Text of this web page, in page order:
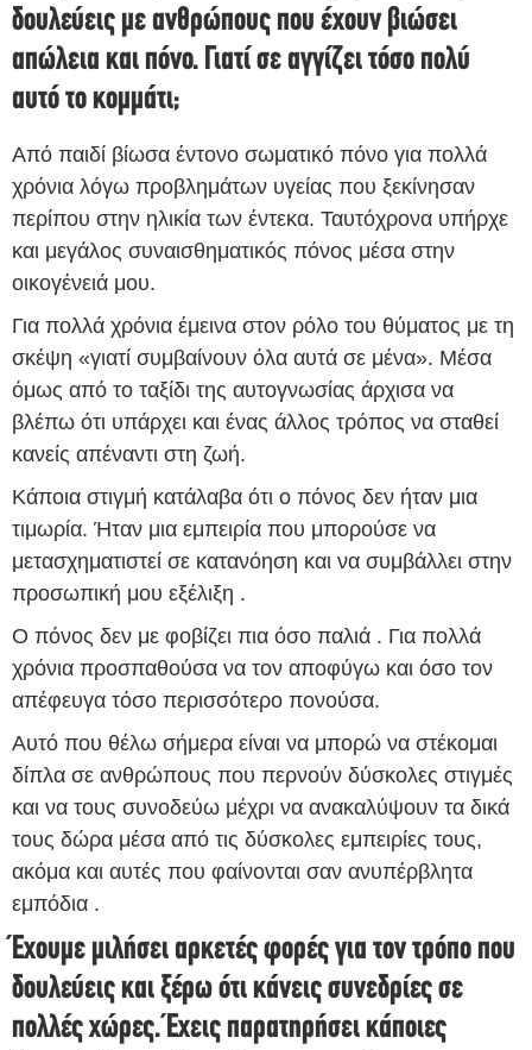
δουλεύεις με ανθρώπους που έχουν βιώσει
απώλεια και πόνο. Γιατί σε αγγίζει τόσο πολύ
αυτό το κομμάτι;
Από παιδί βίωσα έντονο σωματικό πόνο για πολλά
χρόνια λόγω προβλημάτων υγείας που ξεκίνησαν
περίπου στην ηλικία των έντεκα. Ταυτόχρονα υπήρχε
και μεγάλος συναισθηματικός πόνος μέσα στην
οικογένειά μου.
Για πολλά χρόνια έμεινα στον ρόλο του θύματος με τη
σκέψη «γιατί συμβαίνουν όλα αυτά σε μένα». Μέσα
όμως από το ταξίδι της αυτογνωσίας άρχισα να
βλέπω ότι υπάρχει και ένας άλλος τρόπος να σταθεί
κανείς απέναντι στη ζωή.
Κάποια στιγμή κατάλαβα ότι ο πόνος δεν ήταν μια
τιμωρία. Ήταν μια εμπειρία που μπορούσε να
μετασχηματιστεί σε κατανόηση και να συμβάλλει στην
προσωπική μου εξέλιξη .
Ο πόνος δεν με φοβίζει πια όσο παλιά . Για πολλά
χρόνια προσπαθούσα να τον αποφύγω και όσο τον
απέφευγα τόσο περισσότερο πονούσα.
Αυτό που θέλω σήμερα είναι να μπορώ να στέκομαι
δίπλα σε ανθρώπους που περνούν δύσκολες στιγμές
και να τους συνοδεύω μέχρι να ανακαλύψουν τα δικά
τους δώρα μέσα από τις δύσκολες εμπειρίες τους,
ακόμα και αυτές που φαίνονται σαν ανυπέρβλητα
εμπόδια .
Έχουμε μιλήσει αρκετές φορές για τον τρόπο που
δουλεύεις και ξέρω ότι κάνεις συνεδρίες σε
πολλές χώρες. Έχεις παρατηρήσει κάποιες